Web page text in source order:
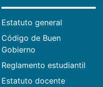
Estatuto general
Código de Buen
Gobierno
Reglamento estudiantil
Estatuto docente